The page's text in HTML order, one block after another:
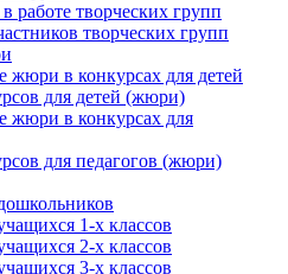
работе творческих групп
творческих групп
жюри в конкурсах для детей
для детей (жюри)
жюри в конкурсах для
для педагогов (жюри)
1-х классов
2-х классов
3-х классов